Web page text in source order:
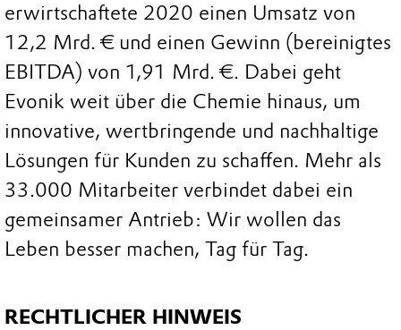
erwirtschaftete 2020 einen Umsatz von
12,2 Mrd. € und einen Gewinn (bereinigtes
EBITDA) von 1,91 Mrd. €. Dabei geht
Evonik weit über die Chemie hinaus, um
innovative, wertbringende und nachhaltige
Lösungen für Kunden zu schaffen. Mehr als
33.000 Mitarbeiter verbindet dabei ein
gemeinsamer Antrieb: Wir wollen das
Leben besser machen, Tag für Tag.
RECHTLICHER HINWEIS